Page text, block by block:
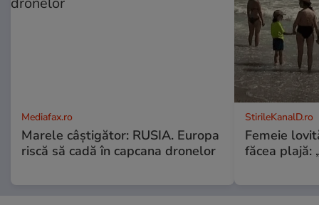
Mediafax.ro
Marele câștigător: RUSIA. Europa
riscă să cadă în capcana dronelor
StirileKanalD.ro
Femeie
făcea plajă: